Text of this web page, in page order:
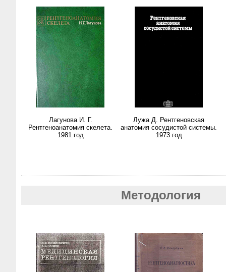
Лагунова И. Г.
Рентгеноанатомия скелета.
1981 год
Лужа Д. Рентгеновская
анатомия сосудистой системы.
1973 год
Методология